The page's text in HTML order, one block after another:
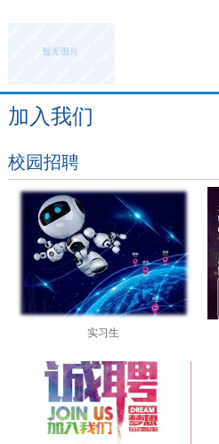
加入我们
校园招聘
实习生